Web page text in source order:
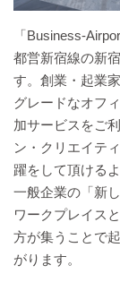
「Business-
都営新宿線の新
す。創業・起業
グレードなオフ
加サービスをご
ン・クリエイテ
躍をして頂ける
一般企業の「新
ワークプレイス
方が集うことで
がります。